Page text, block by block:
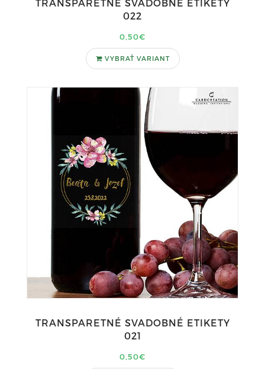
TRANSPARETNÉ SVADOBNÉ ETIKETY
022
0,50€
VYBRAŤ VARIANT
TRANSPARETNÉ SVADOBNÉ ETIKETY
021
0,50€